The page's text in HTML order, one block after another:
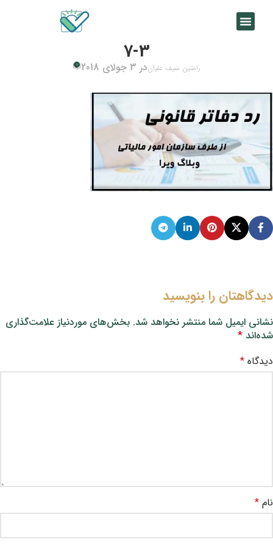
7-3
رامتین سیف علیاندر 3 جولای 2018 0
دیدگاهتان را بنویسید
نشانی ایمیل شما منتشر نخواهد شد. بخش‌های موردنیاز علامت‌گذاری
شده‌اند *
دیدگاه *
نام *